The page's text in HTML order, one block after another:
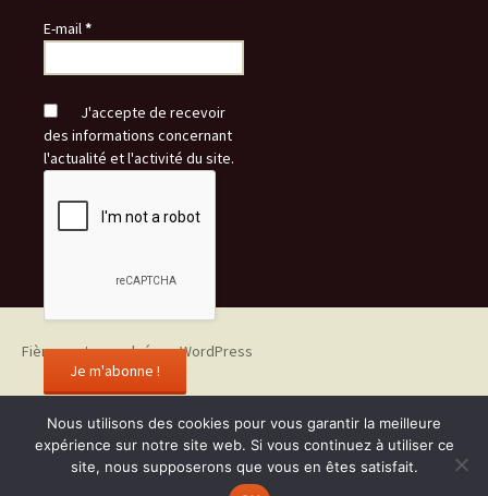
E-mail*
J'accepte de recevoir
des informations concernant
l'actualité et l'activité du site.
Fièrement propulsé par WordPress
Nous utilisons des cookies pour vous garantir la meilleure
expérience sur notre site web. Si vous continuez à utiliser ce
site, nous supposerons que vous en êtes satisfait.